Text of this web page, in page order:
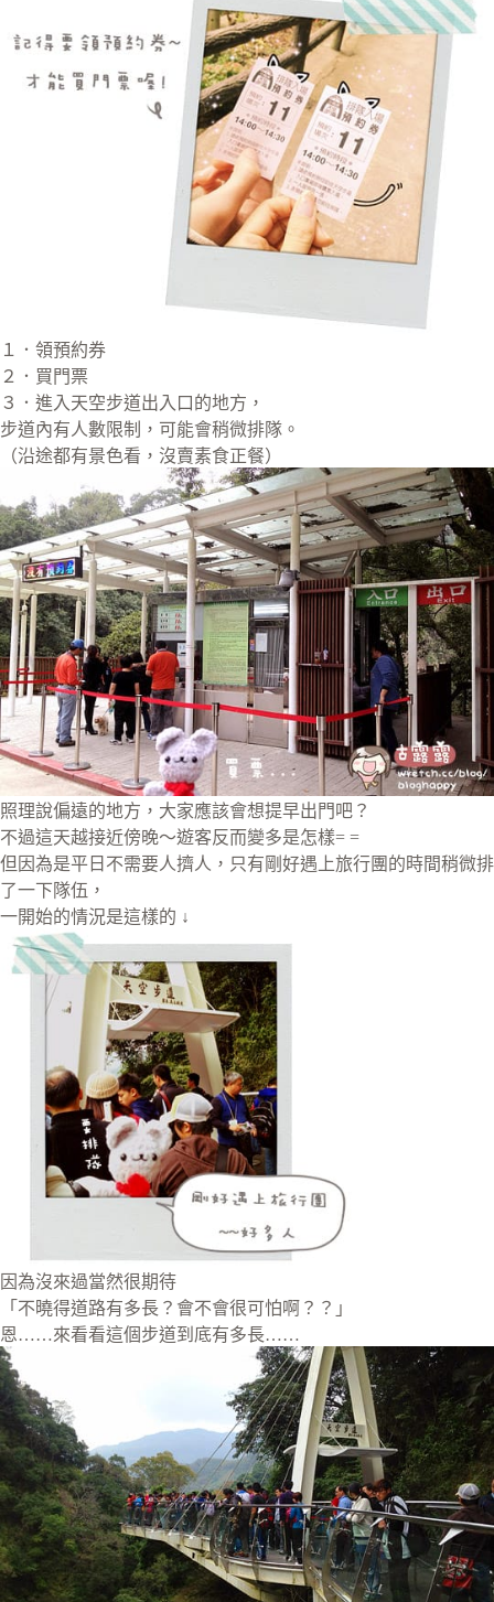
１．領預約券
２．買門票
３．進入天空步道出入口的地方，
步道內有人數限制，可能會稍微排隊。
（沿途都有景色看，沒賣素食正餐）
照理說偏遠的地方，大家應該會想提早出門吧？
不過這天越接近傍晚～遊客反而變多是怎樣= =
但因為是平日不需要人擠人，只有剛好遇上旅行團的時間稍微排
了一下隊伍，
一開始的情況是這樣的 ↓
因為沒來過當然很期待
「不曉得道路有多長？會不會很可怕啊？？」
恩……來看看這個步道到底有多長……